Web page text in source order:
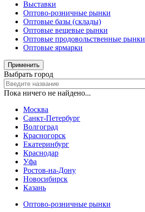
Выставки
Оптово-розничные рынки
Оптовые базы (склады)
Оптовые вещевые рынки
Оптовые продовольственные рынки
Оптовые ярмарки
Применить
Выбрать город
Пока ничего не найдено...
Москва
Санкт-Петербург
Волгоград
Красногорск
Екатеринбург
Краснодар
Уфа
Ростов-на-Дону
Новосибирск
Казань
Оптово-розничные рынки